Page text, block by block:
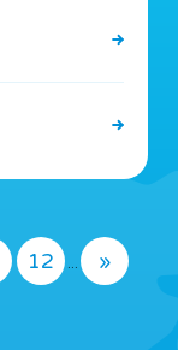
12 ...
»